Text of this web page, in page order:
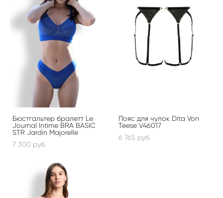
Бюстгальтер бралетт Le
Journal Intime BRA BASIC
STR Jardin Majorelle
7 300 pуб.
Пояс для чулок Dita Von
Teese V46017
6 765 pуб.